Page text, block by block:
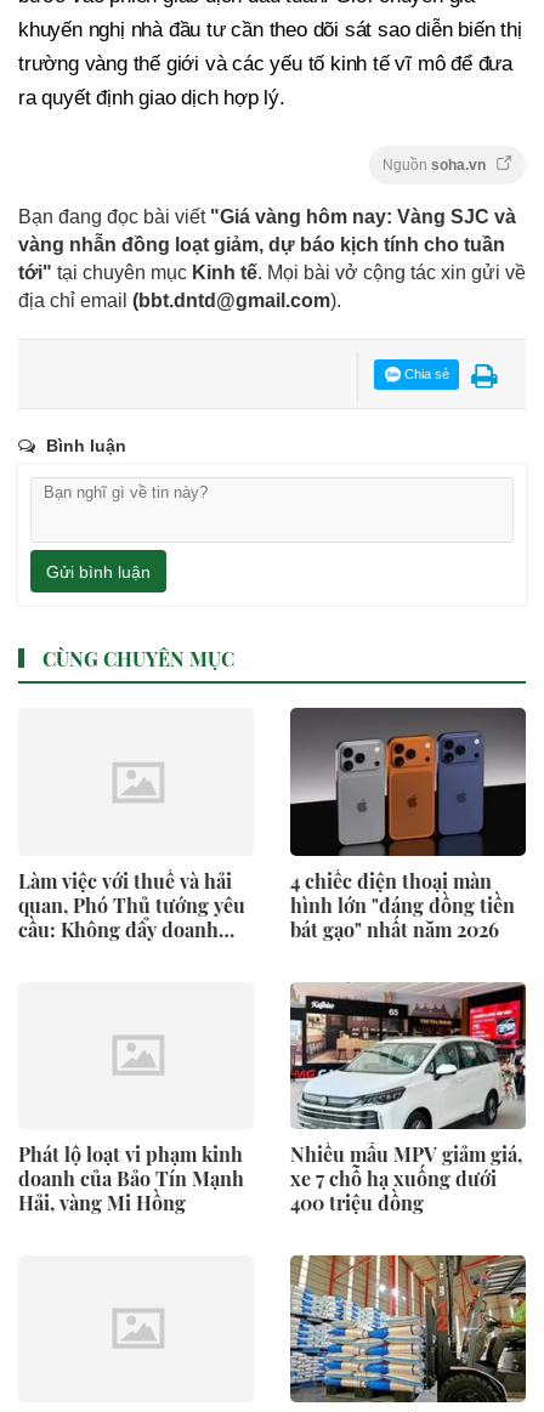
khuyến nghị nhà đầu tư cần theo dõi sát sao diễn biến thị
trường vàng thế giới và các yếu tố kinh tế vĩ mô để đưa
ra quyết định giao dịch hợp lý.
Nguồn soha.vn
Bạn đang đọc bài viết "Giá vàng hôm nay: Vàng SJC và
vàng nhẫn đồng loạt giảm, dự báo kịch tính cho tuần
tới" tại chuyên mục Kinh tế. Mọi bài vở cộng tác xin gửi về
địa chỉ email (bbt.dntd@gmail.com).
Chia sẻ
Bình luận
Gửi bình luận
CÙNG CHUYÊN MỤC
Làm việc với thuế và hải
quan, Phó Thủ tướng yêu
cầu: Không đẩy doanh
4 chiếc điện thoại màn
hình lớn "đáng đồng tiền
bát gạo" nhất năm 2026
Phát lộ loạt vi phạm kinh
doanh của Bảo Tín Mạnh
Hải, vàng Mi Hồng
Nhiều mẫu MPV giảm giá,
xe 7 chỗ hạ xuống dưới
400 triệu đồng